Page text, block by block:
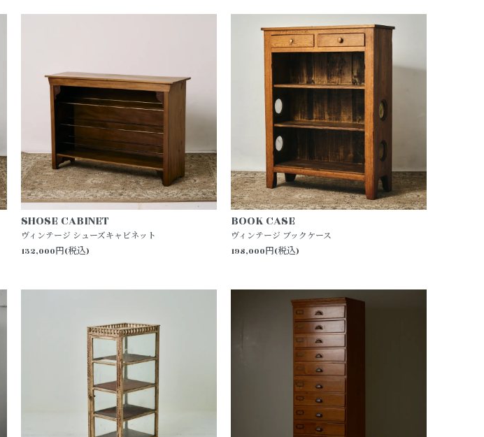
SHOSE CABINET
ヴィンテージ シューズキャビネット
132,000円(税込)
BOOK CASE
ヴィンテージ ブックケース
198,000円(税込)